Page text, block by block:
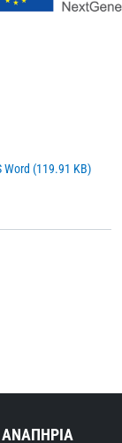
Word (119.91 KB)